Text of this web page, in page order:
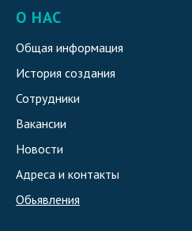
О НАС
Общая информация
История создания
Сотрудники
Вакансии
Новости
Адреса и контакты
Обьявления